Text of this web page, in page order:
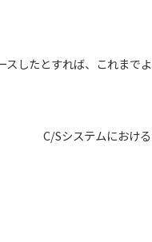
スしたとすれば、これまで
C/Sシステムにおけ